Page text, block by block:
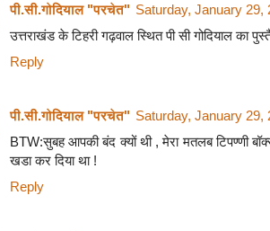
पी.सी.गोदियाल "परचेत" Saturday, January 29,
उत्तराखंड के टिहरी गढ़वाल स्थित पी सी गोदियाल का
Reply
पी.सी.गोदियाल "परचेत" Saturday, January 29,
BTW:सुबह आपकी बंद क्यों थी , मेरा मतलब टिपण्णी
खडा कर दिया था !
Reply